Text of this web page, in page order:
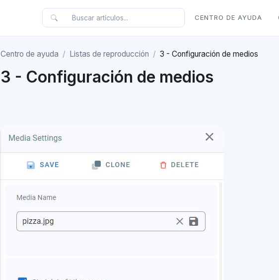
CENTRO DE AYUDA
Centro de ayuda Listas de reproducción 3 - Configuración de medios
3 - Configuración de medios